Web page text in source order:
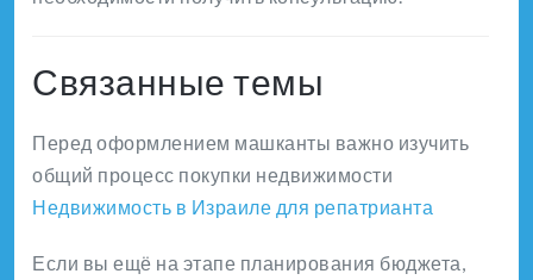
Связанные темы
Перед оформлением машканты важно изучить
общий процесс покупки недвижимости
Недвижимость в Израиле для репатрианта
Если вы ещё на этапе планирования бюджета,